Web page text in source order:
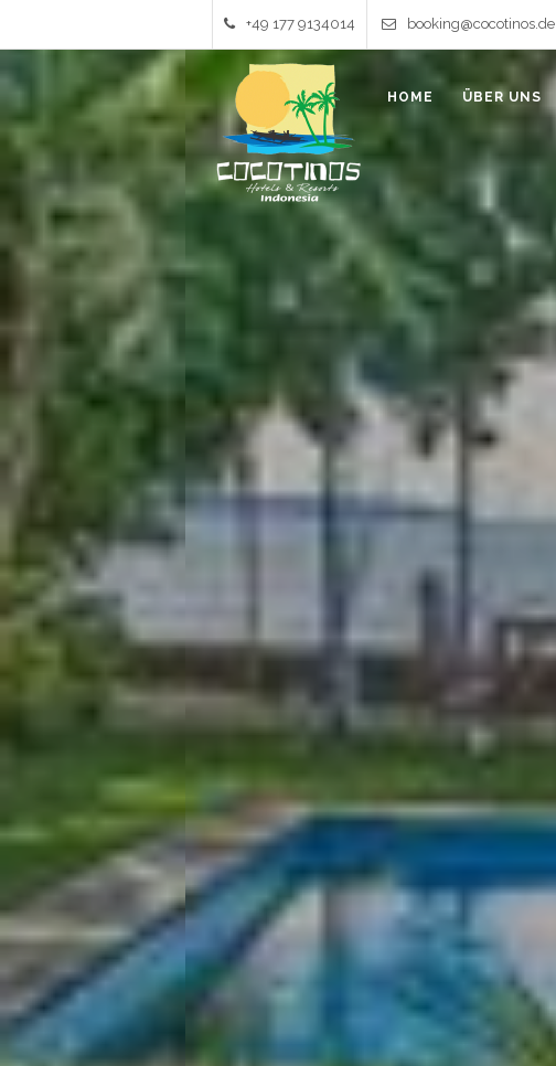
+49 177 9134014 booking@cocotinos.de
HOME ÜBER UNS